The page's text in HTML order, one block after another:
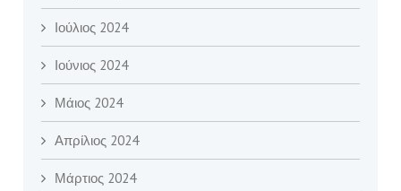
Ιούλιος 2024
Ιούνιος 2024
Μάιος 2024
Απρίλιος 2024
Μάρτιος 2024